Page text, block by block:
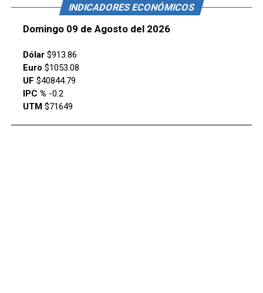
INDICADORES ECONÓMICOS
Domingo 09 de Agosto del 2026
Dólar$913.86
Euro $1053.08
UF $40844.79
IPC % -0.2
UTM$71649